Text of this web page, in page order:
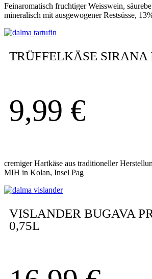
Feinaromatisch fruchtiger Weisswein,
mineralisch mit ausgewogener Restsüsse,
TRÜFFELKÄSE SIRANA
9,99 €
cremiger Hartkäse aus traditioneller
MIH in Kolan, Insel Pag
VISLANDER BUGAVA
0,75L